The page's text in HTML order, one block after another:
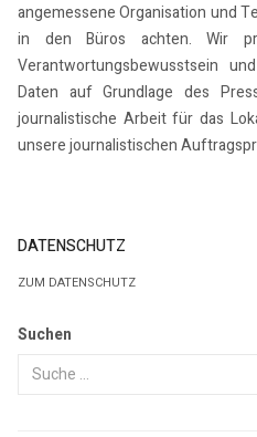
angemessene Organisation und
in den Büros achten. Wir
Verantwortungsbewusstsein
Daten auf Grundlage des
journalistische Arbeit für das
unsere journalistischen
DATENSCHUTZ
ZUM DATENSCHUTZ
Suchen